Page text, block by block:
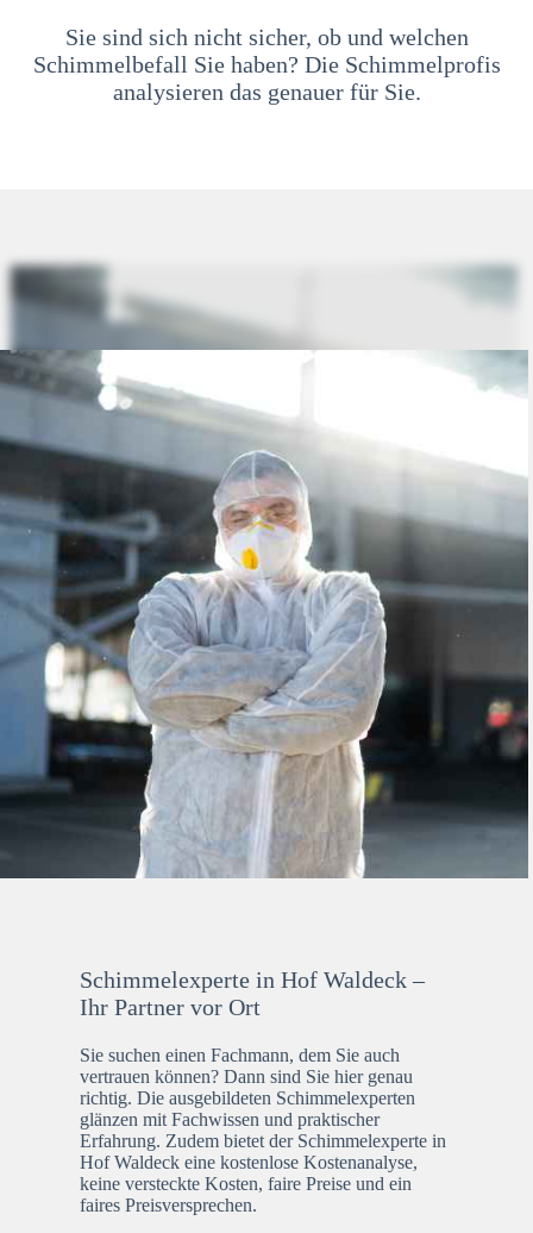
Sie sind sich nicht sicher, ob und welchen
Schimmelbefall Sie haben? Die Schimmelprofis
analysieren das genauer für Sie.
Schimmelexperte in Hof Waldeck –
Ihr Partner vor Ort
Sie suchen einen Fachmann, dem Sie auch
vertrauen können? Dann sind Sie hier genau
richtig. Die ausgebildeten Schimmelexperten
glänzen mit Fachwissen und praktischer
Erfahrung. Zudem bietet der Schimmelexperte in
Hof Waldeck eine kostenlose Kostenanalyse,
keine versteckte Kosten, faire Preise und ein
faires Preisversprechen.